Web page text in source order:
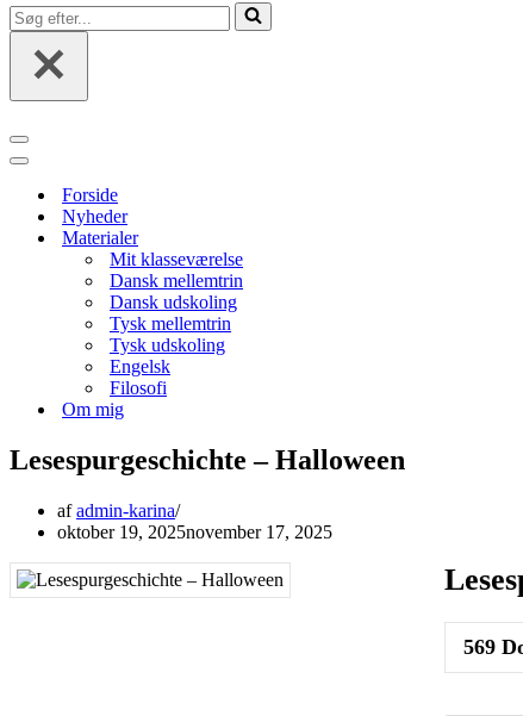
Søg
efter...
Navigation
menu
Navigation
Forside
Nyheder
Materialer
Mit klasseværelse
Dansk mellemtrin
Dansk udskoling
Tysk mellemtrin
Tysk udskoling
Engelsk
Filosofi
Om mig
Lesespurgeschichte – Halloween
afadmin-karina
oktober 19, 2025november 17, 2025
569